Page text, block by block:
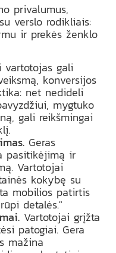
privalumus,
verslo rodikliais:
ir prekės ženklo
vartotojas gali
konversijos
net nedideli
mygtuko
gali reikšmingai
Geras
pasitikėjimą ir
Vartotojai
kokybę su
mobilios patirtis
detalės."
Vartotojai grįžta
patogiai. Gera
mažina